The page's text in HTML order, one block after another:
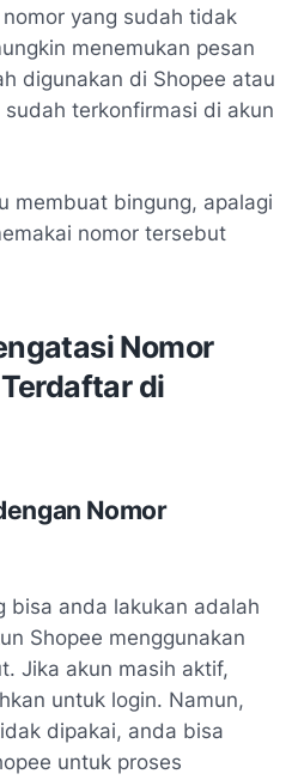
yang sudah tidak
menemukan pesan
digunakan di Shopee atau
sudah terkonfirmasi di akun
membuat bingung, apalagi
nomor tersebut
Nomor
di
Nomor
bisa anda lakukan adalah
Shopee menggunakan
Jika akun masih aktif,
untuk login. Namun,
dipakai, anda bisa
untuk proses